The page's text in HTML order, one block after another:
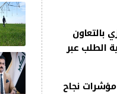
بالتعاون
الطلب عبر
نجاح